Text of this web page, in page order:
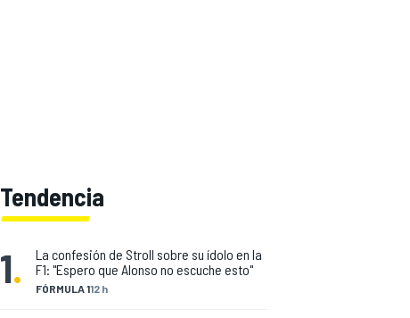
Tendencia
1. FÓRMULA 112 h
La confesión de Stroll sobre su ídolo en la
F1: "Espero que Alonso no escuche esto"